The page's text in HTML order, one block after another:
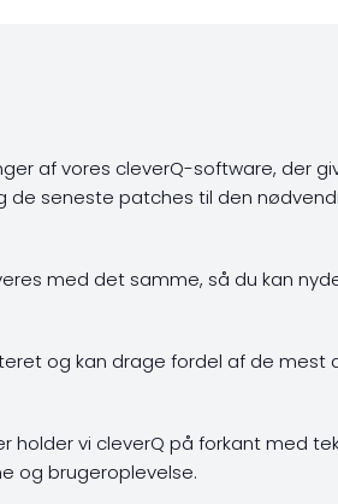
af vores cleverQ-software, der
de seneste patches til den
med det samme, så du kan
og kan drage fordel af de mest
vi cleverQ på forkant med
og brugeroplevelse.